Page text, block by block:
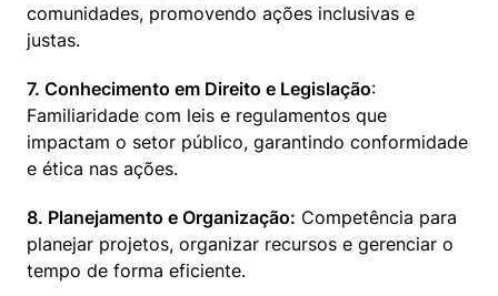
comunidades, promovendo ações inclusivas e
justas.
7. Conhecimento em Direito e Legislação:
Familiaridade com leis e regulamentos que
impactam o setor público, garantindo conformidade
e ética nas ações.
8. Planejamento e Organização: Competência para
planejar projetos, organizar recursos e gerenciar o
tempo de forma eficiente.